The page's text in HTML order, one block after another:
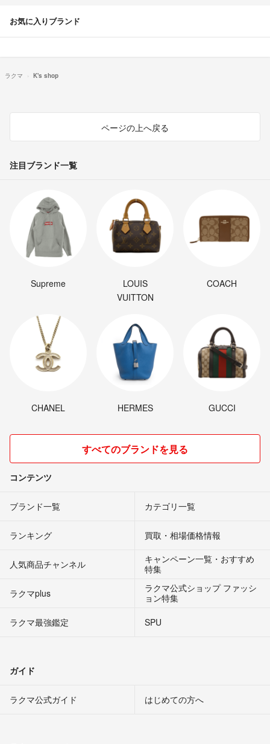
お気に入りブランド
ラクマ K's shop
ページの上へ戻る
注目ブランド一覧
Supreme
LOUIS
VUITTON
COACH
CHANEL HERMES GUCCI
すべてのブランドを見る
コンテンツ
ブランド一覧 カテゴリ一覧
ランキング 買取・相場価格情報
人気商品チャンネル
キャンペーン一覧・おすすめ
特集
ラクマplus
ラクマ公式ショップ ファッシ
ョン特集
ラクマ最強鑑定
SPU
ガイド
ラクマ公式ガイド はじめての方へ